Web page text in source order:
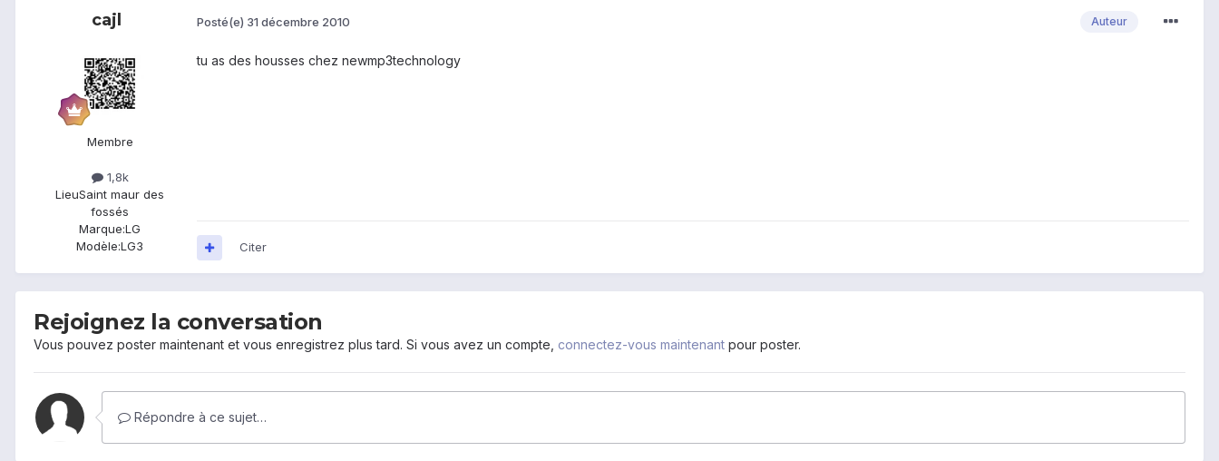
cajl
Membre
1,8k
LieuSaint maur des
fossés
Marque:LG
Modèle:LG3
Auteur
Posté(e) 31 décembre 2010
tu as des housses chez newmp3technology
Citer
Rejoignez la conversation
Vous pouvez poster maintenant et vous enregistrez plus tard. Si vous avez un compte, connectez-vous maintenant pour poster.
Répondre à ce sujet…